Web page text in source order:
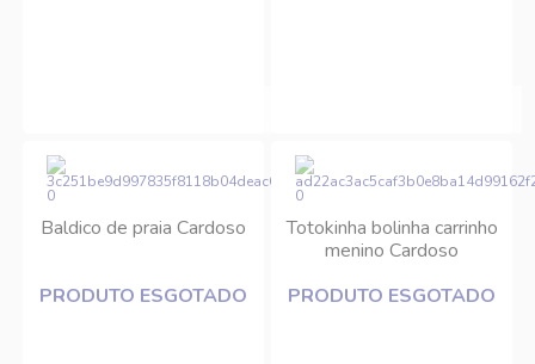
Baldico de praia Cardoso
PRODUTO ESGOTADO
Totokinha bolinha carrinho
menino Cardoso
PRODUTO ESGOTADO